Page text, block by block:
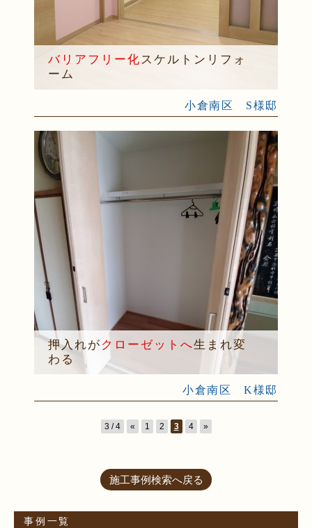
バリアフリー化スケルトンリフォ
ーム
小倉南区 S様邸
押入れが クローゼットへ生まれ変
わる
小倉南区 K様邸
3 / 4 « 1 2 3 4 »
施工事例検索へ戻る
事例一覧